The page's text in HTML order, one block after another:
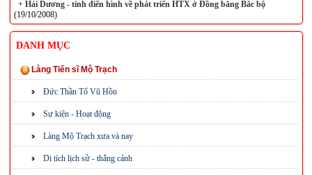
+Hải Dương - tỉnh điển hình về phát triển HTX ở Đồng bằng Bắc bộ
(19/10/2008)
DANH MỤC
Làng Tiến sĩ Mộ Trạch
Đức Thần Tổ Vũ Hồn
Sự kiện - Hoạt động
Làng Mộ Trạch xưa và nay
Di tích lịch sử - thắng cảnh